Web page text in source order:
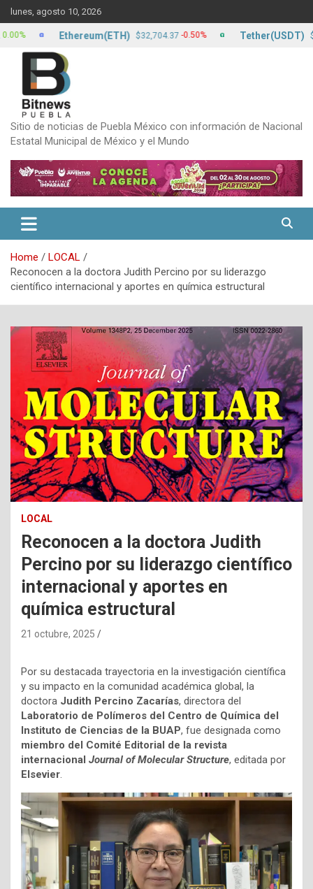
Skip
to
content
lunes, agosto 10, 2026
Sitio de noticias de Puebla México con información de Nacional
Estatal Municipal de México y el Mundo
Home
LOCAL
Reconocen a la doctora Judith Percino por su liderazgo
científico internacional y aportes en química estructural
LOCAL
Reconocen a la doctora Judith
Percino por su liderazgo científico
internacional y aportes en
química estructural
21 octubre, 2025
Por su destacada trayectoria en la investigación científica
y su impacto en la comunidad académica global, la
doctora Judith Percino Zacarías, directora del
Laboratorio de Polímeros del Centro de Química del
Instituto de Ciencias de la BUAP, fue designada como
miembro del Comité Editorial de la revista
internacional Journal of Molecular Structure, editada por
Elsevier.
Ethereum(ETH) $32,704.37 -0.50% Tether(USDT) $17.13